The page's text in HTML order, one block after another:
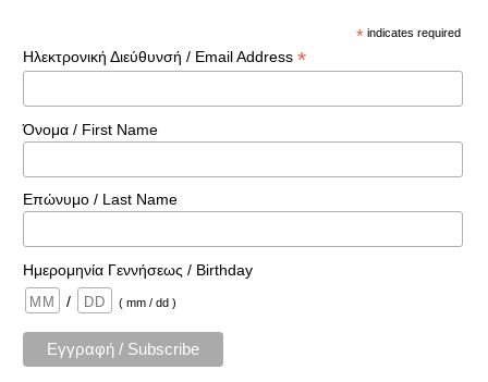
* indicates required
Ηλεκτρονική Διεύθυνσή / Email Address *
Όνομα / First Name
Επώνυμο / Last Name
Ημερομηνία Γεννήσεως / Birthday
/
( mm / dd )